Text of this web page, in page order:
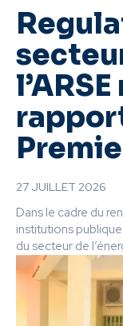
27 JUILLET 2026
Dans le cadre du
institutions
du secteur de